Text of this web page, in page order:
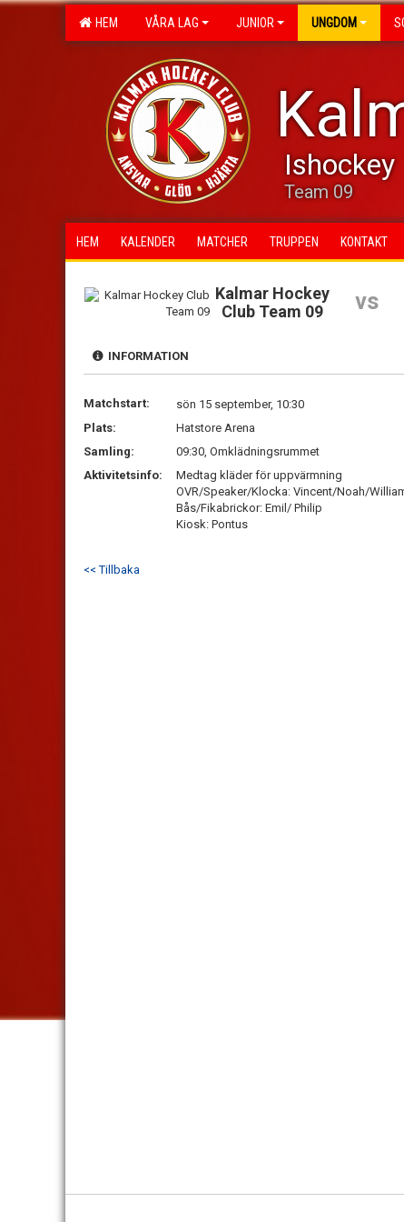
HEM VÅRA LAG JUNIOR UNGDOM
Ishockey
Team 09
HEM KALENDER MATCHER TRUPPEN KONTAKT
Kalmar Hockey
Club Team 09
vs
INFORMATION
Matchstart:
sön 15 september, 10:30
Plats:
Hatstore Arena
Samling:
09:30, Omklädningsrummet
Aktivitetsinfo:
Medtag kläder för uppvärmning
OVR/Speaker/Klocka: Vincent/Noah/
Bås/Fikabrickor: Emil/ Philip
Kiosk: Pontus
<< Tillbaka